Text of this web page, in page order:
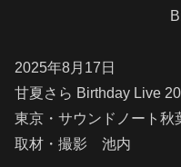
2025年8月17日
甘夏さら Birthday Live
東京・サウンドノート秋
取材・撮影 池内